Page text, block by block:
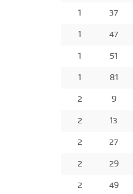
1 37
1 47
1 51
1 81
2 9
2 13
2 27
2 29
2 49